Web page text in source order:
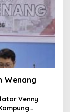
Wenang
Venny